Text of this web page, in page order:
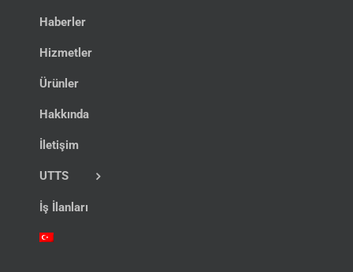
Haberler
Hizmetler
Ürünler
Hakkında
İletişim
UTTS
İş İlanları